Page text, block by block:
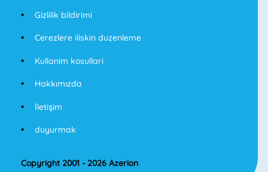
Gizlilik bildirimi
Cerezlere iliskin duzenleme
Kullanim kosullari
Hakkımızda
İletişim
duyurmak
Copyright 2001 - 2026 Azerion